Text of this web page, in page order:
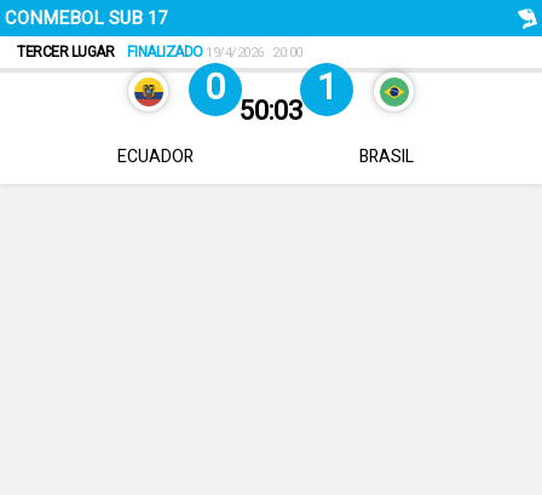
CONMEBOL SUB 17
TERCER LUGAR FINALIZADO 19/4/2026 20:00
ECUADOR
0 50:03 1
BRASIL